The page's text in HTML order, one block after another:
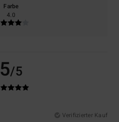
Farbe
4.0
5/5
Verifizierter Kauf